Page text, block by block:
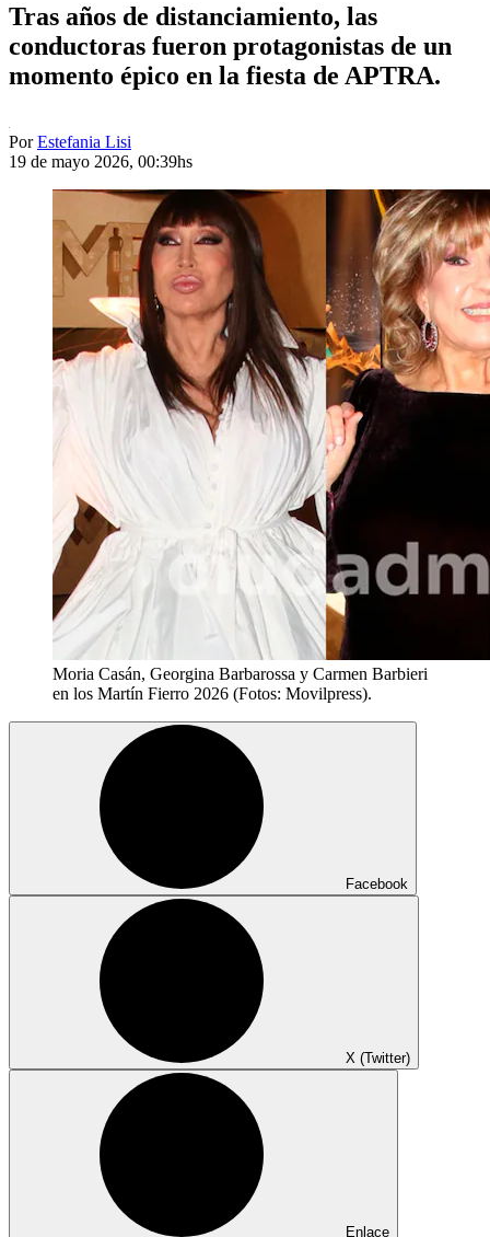
Tras años de distanciamiento, las
conductoras fueron protagonistas de un
momento épico en la fiesta de APTRA.
PorEstefania Lisi
19 de mayo 2026, 00:39hs
Moria Casán, Georgina Barbarossa y Carmen Barbieri
en los Martín Fierro 2026 (Fotos: Movilpress).
Facebook
X (Twitter)
Enlace